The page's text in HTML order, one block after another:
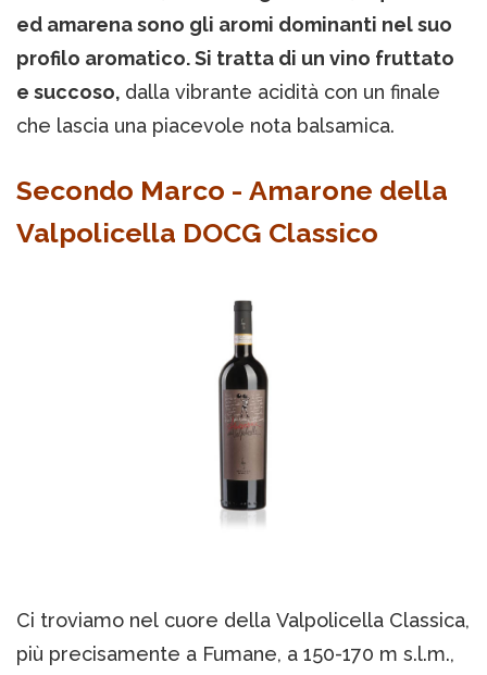
ed amarena sono gli aromi dominanti nel suo
profilo aromatico. Si tratta di un vino fruttato
e succoso, dalla vibrante acidità con un finale
che lascia una piacevole nota balsamica.
Secondo Marco - Amarone della
Valpolicella DOCG Classico
Ci troviamo nel cuore della Valpolicella Classica,
più precisamente a Fumane, a 150-170 m s.l.m.,